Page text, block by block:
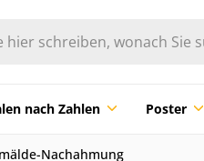
nach Zahlen Poster
Nachahmung